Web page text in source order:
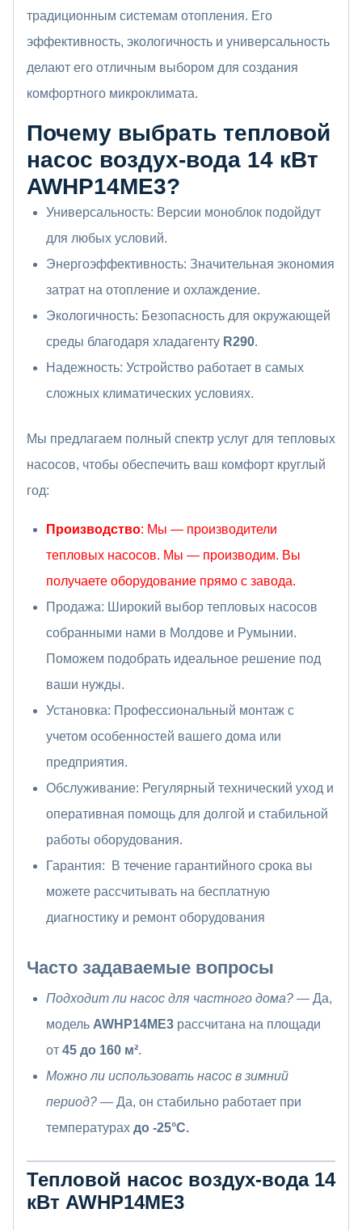
традиционным системам отопления. Его
эффективность, экологичность и универсальность
делают его отличным выбором для создания
комфортного микроклимата.
Почему выбрать тепловой
насос воздух-вода 14 кВт
AWHP14ME3?
Универсальность: Версии моноблок подойдут
для любых условий.
Энергоэффективность: Значительная экономия
затрат на отопление и охлаждение.
Экологичность: Безопасность для окружающей
среды благодаря хладагенту R290.
Надежность: Устройство работает в самых
сложных климатических условиях.
Мы предлагаем полный спектр услуг для тепловых
насосов, чтобы обеспечить ваш комфорт круглый
год:
Производство: Мы — производители
тепловых насосов. Мы — производим. Вы
получаете оборудование прямо с завода.
Продажа: Широкий выбор тепловых насосов
собранными нами в Молдове и Румынии.
Поможем подобрать идеальное решение под
ваши нужды.
Установка: Профессиональный монтаж с
учетом особенностей вашего дома или
предприятия.
Обслуживание: Регулярный технический уход и
оперативная помощь для долгой и стабильной
работы оборудования.
Гарантия: В течение гарантийного срока вы
можете рассчитывать на бесплатную
диагностику и ремонт оборудования
Часто задаваемые вопросы
Подходит ли насос для частного дома? — Да,
модель AWHP14ME3 рассчитана на площади
от 45 до 160 м².
Можно ли использовать насос в зимний
период? — Да, он стабильно работает при
температурах до -25°C.
Тепловой насос воздух-вода 14
кВт AWHP14ME3